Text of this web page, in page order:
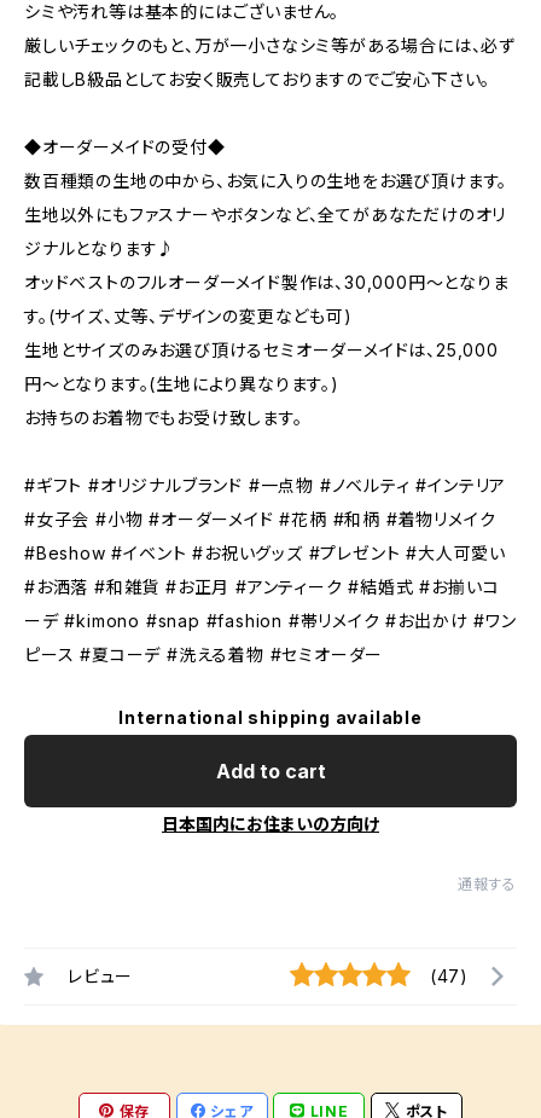
シミや汚れ等は基本的にはございません。
厳しいチェックのもと、万が一小さなシミ等がある場合には、必ず
記載しB級品としてお安く販売しておりますのでご安心下さい。
◆オーダーメイドの受付◆
数百種類の生地の中から、お気に入りの生地をお選び頂けます。
生地以外にもファスナーやボタンなど、全てがあなただけのオリ
ジナルとなります♪
オッドベストのフルオーダーメイド製作は、30,000円〜となりま
す。(サイズ、丈等、デザインの変更なども可)
生地とサイズのみお選び頂けるセミオーダーメイドは、25,000
円〜となります。(生地により異なります。)
お持ちのお着物でもお受け致します。
#ギフト #オリジナルブランド #一点物 #ノベルティ #インテリア
#女子会 #小物 #オーダーメイド #花柄 #和柄 #着物リメイク
#Beshow #イベント #お祝いグッズ #プレゼント #大人可愛い
#お洒落 #和雑貨 #お正月 #アンティーク #結婚式 #お揃いコ
ーデ #kimono #snap #fashion #帯リメイク #お出かけ #ワン
ピース #夏コーデ #洗える着物 #セミオーダー
International shipping available
Add to cart
日本国内にお住まいの方向け
通報する
レビュー (47)
保存 シェア LINE ポスト